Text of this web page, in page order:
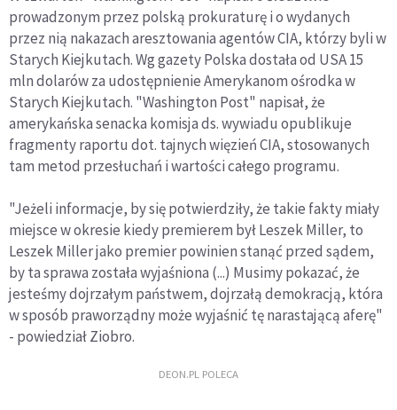
prowadzonym przez polską prokuraturę i o wydanych
przez nią nakazach aresztowania agentów CIA, którzy byli w
Starych Kiejkutach. Wg gazety Polska dostała od USA 15
mln dolarów za udostępnienie Amerykanom ośrodka w
Starych Kiejkutach. "Washington Post" napisał, że
amerykańska senacka komisja ds. wywiadu opublikuje
fragmenty raportu dot. tajnych więzień CIA, stosowanych
tam metod przesłuchań i wartości całego programu.
"Jeżeli informacje, by się potwierdziły, że takie fakty miały
miejsce w okresie kiedy premierem był Leszek Miller, to
Leszek Miller jako premier powinien stanąć przed sądem,
by ta sprawa została wyjaśniona (...) Musimy pokazać, że
jesteśmy dojrzałym państwem, dojrzałą demokracją, która
w sposób praworządny może wyjaśnić tę narastającą aferę"
- powiedział Ziobro.
DEON.PL POLECA